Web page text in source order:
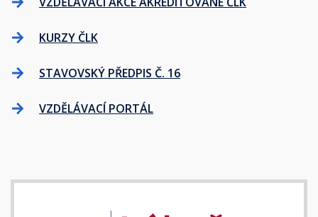
KURZY ČLK
STAVOVSKÝ PŘEDPIS Č. 16
VZDĚLÁVACÍ PORTÁL